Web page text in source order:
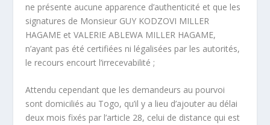
ne présente aucune apparence d’authenticité et que les
signatures de Monsieur GUY KODZOVI MILLER
HAGAME et VALERIE ABLEWA MILLER HAGAME,
n’ayant pas été certifiées ni légalisées par les autorités,
le recours encourt l’irrecevabilité ;
Attendu cependant que les demandeurs au pourvoi
sont domiciliés au Togo, qu’il y a lieu d’ajouter au délai
deux mois fixés par l’article 28, celui de distance qui est